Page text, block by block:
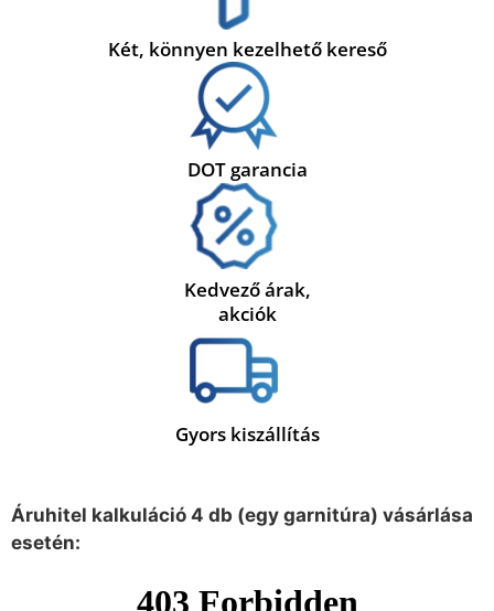
Két, könnyen kezelhető kereső
DOT garancia
Kedvező árak,
akciók
Gyors kiszállítás
Áruhitel kalkuláció 4 db (egy garnitúra) vásárlása
esetén: